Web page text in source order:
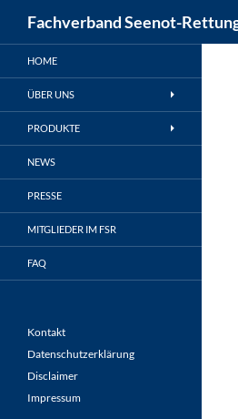
Inhalt
springen
Fachverband Seenot-
HOME
ÜBER UNS
PRODUKTE
NEWS
PRESSE
MITGLIEDER IM FSR
FAQ
Kontakt
Datenschutzerklärung
Disclaimer
Impressum